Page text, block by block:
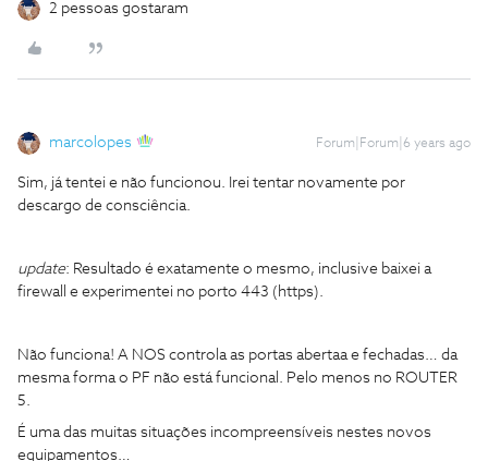
2 pessoas gostaram
marcolopes Forum|Forum|6 years ago
Sim, já tentei e não funcionou. Irei tentar novamente por
descargo de consciência.
update: Resultado é exatamente o mesmo, inclusive baixei a
firewall e experimentei no porto 443 (https).
Não funciona! A NOS controla as portas abertaa e fechadas… da
mesma forma o PF não está funcional. Pelo menos no ROUTER
5.
É uma das muitas situações incompreensíveis nestes novos
equipamentos…